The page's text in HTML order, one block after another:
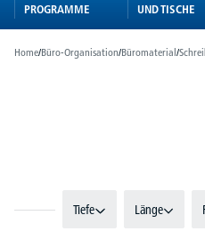
PROGRAMME
UND TISCHE
Home/Büro-Organisation/Büromaterial/
Tiefe Länge